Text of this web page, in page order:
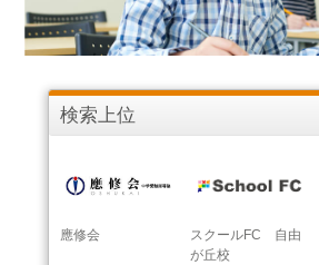
検索上位
應修会
スクールFC 自由
が丘校